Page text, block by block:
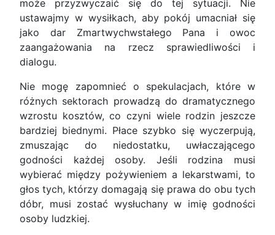
może przyzwyczaić się do tej sytuacji. Nie
ustawajmy w wysiłkach, aby pokój umacniał się
jako dar Zmartwychwstałego Pana i owoc
zaangażowania na rzecz sprawiedliwości i
dialogu.
Nie mogę zapomnieć o spekulacjach, które w
różnych sektorach prowadzą do dramatycznego
wzrostu kosztów, co czyni wiele rodzin jeszcze
bardziej biednymi. Płace szybko się wyczerpują,
zmuszając do niedostatku, uwłaczającego
godności każdej osoby. Jeśli rodzina musi
wybierać między pożywieniem a lekarstwami, to
głos tych, którzy domagają się prawa do obu tych
dóbr, musi zostać wysłuchany w imię godności
osoby ludzkiej.